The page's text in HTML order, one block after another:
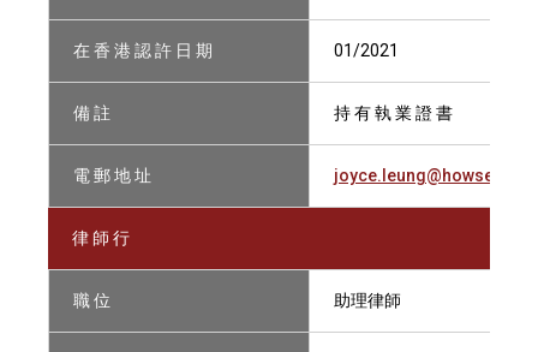
在 香 港 認 許 日 期 01/2021
備 註 持 有 執 業 證 書
電 郵 地 址
律 師 行
職 位 助理律師